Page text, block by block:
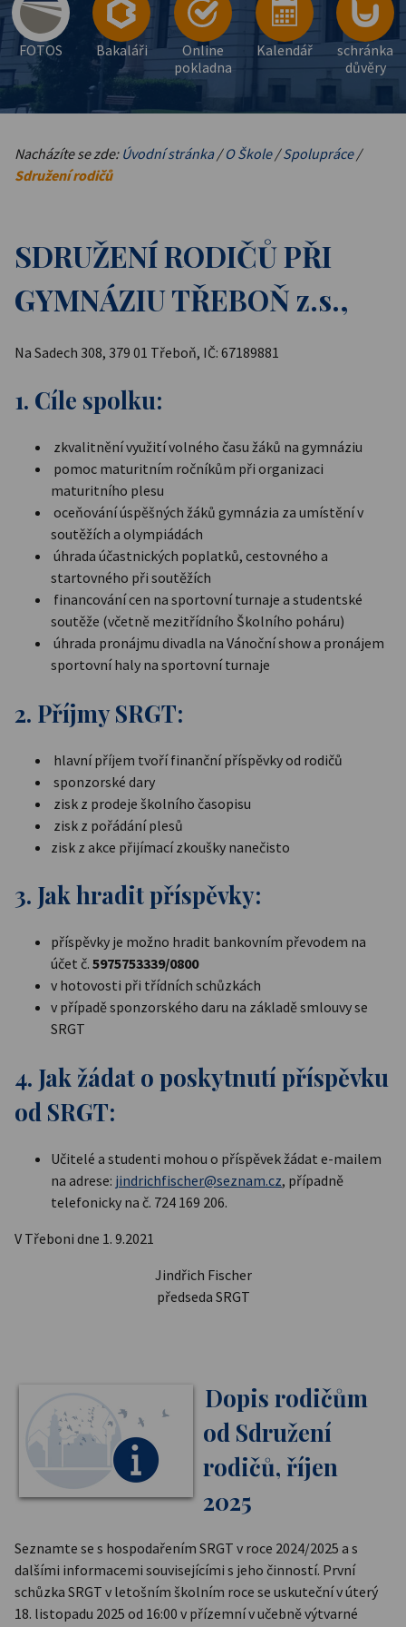
FOTOS Bakaláři
Online
pokladna
Kalendář
schránka
důvěry
Nacházíte se zde: Úvodní stránka/O Škole/Spolupráce/
Sdružení rodičů
SDRUŽENÍ RODIČŮ PŘI
GYMNÁZIU TŘEBOŇ z.s.,
Na Sadech 308, 379 01 Třeboň, IČ: 67189881
1. Cíle spolku:
zkvalitnění využití volného času žáků na gymnáziu
pomoc maturitním ročníkům při organizaci
maturitního plesu
oceňování úspěšných žáků gymnázia za umístění v
soutěžích a olympiádách
úhrada účastnických poplatků, cestovného a
startovného při soutěžích
financování cen na sportovní turnaje a studentské
soutěže (včetně mezitřídního Školního poháru)
úhrada pronájmu divadla na Vánoční show a pronájem
sportovní haly na sportovní turnaje
2. Příjmy SRGT:
hlavní příjem tvoří finanční příspěvky od rodičů
sponzorské dary
zisk z prodeje školního časopisu
zisk z pořádání plesů
zisk z akce přijímací zkoušky nanečisto
3. Jak hradit příspěvky:
příspěvky je možno hradit bankovním převodem na
účet č. 5975753339/0800
v hotovosti při třídních schůzkách
v případě sponzorského daru na základě smlouvy se
SRGT
4. Jak žádat o poskytnutí příspěvku
od SRGT:
Učitelé a studenti mohou o příspěvek žádat e-mailem
na adrese: jindrichfischer@seznam.cz, případně
telefonicky na č. 724 169 206.
V Třeboni dne 1. 9.2021
Jindřich Fischer
předseda SRGT
Dopis rodičům
od Sdružení
rodičů, říjen
2025
Seznamte se s hospodařením SRGT v roce 2024/2025 a s
dalšími informacemi souvisejícími s jeho činností. První
schůzka SRGT v letošním školním roce se uskuteční v úterý
18. listopadu 2025 od 16:00 v přízemní v učebně výtvarné